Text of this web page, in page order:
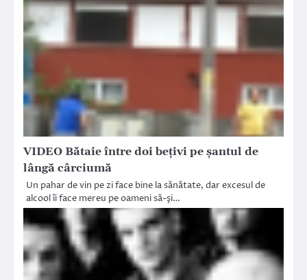
VIDEO Bătaie între doi beţivi pe şantul de
lângă cârciumă
Un pahar de vin pe zi face bine la sănătate, dar excesul de
alcool îi face mereu pe oameni să-şi…